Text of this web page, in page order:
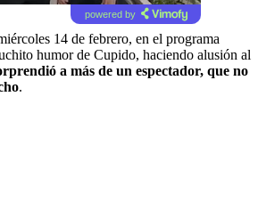
powered by
14 de febrero, en el programa
humor de Cupido, haciendo alusión al
a más de un espectador, que no
.